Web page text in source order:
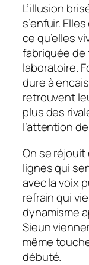
L’illusion
s’enfuir.
ce qu’elles
fabriquée
laboratoire.
dure à
retrouvent
plus des
l’attention de
On se
lignes qui
avec la voix
refrain qui
dynamisme
Sieun
même
débuté.